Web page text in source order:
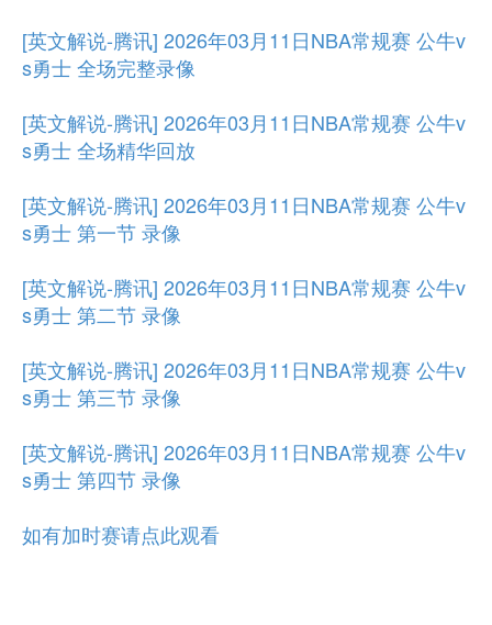
[英文解说-腾讯] 2026年03月11日NBA常规赛 公牛v
s勇士 全场完整录像
[英文解说-腾讯] 2026年03月11日NBA常规赛 公牛v
s勇士 全场精华回放
[英文解说-腾讯] 2026年03月11日NBA常规赛 公牛v
s勇士 第一节 录像
[英文解说-腾讯] 2026年03月11日NBA常规赛 公牛v
s勇士 第二节 录像
[英文解说-腾讯] 2026年03月11日NBA常规赛 公牛v
s勇士 第三节 录像
[英文解说-腾讯] 2026年03月11日NBA常规赛 公牛v
s勇士 第四节 录像
如有加时赛请点此观看